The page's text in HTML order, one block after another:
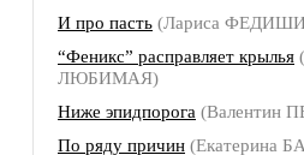
И про пасть (Лариса
“Феникс” расправляет крылья
ЛЮБИМАЯ)
Ниже эпидпорога (Валентин
По ряду причин (Екатерина